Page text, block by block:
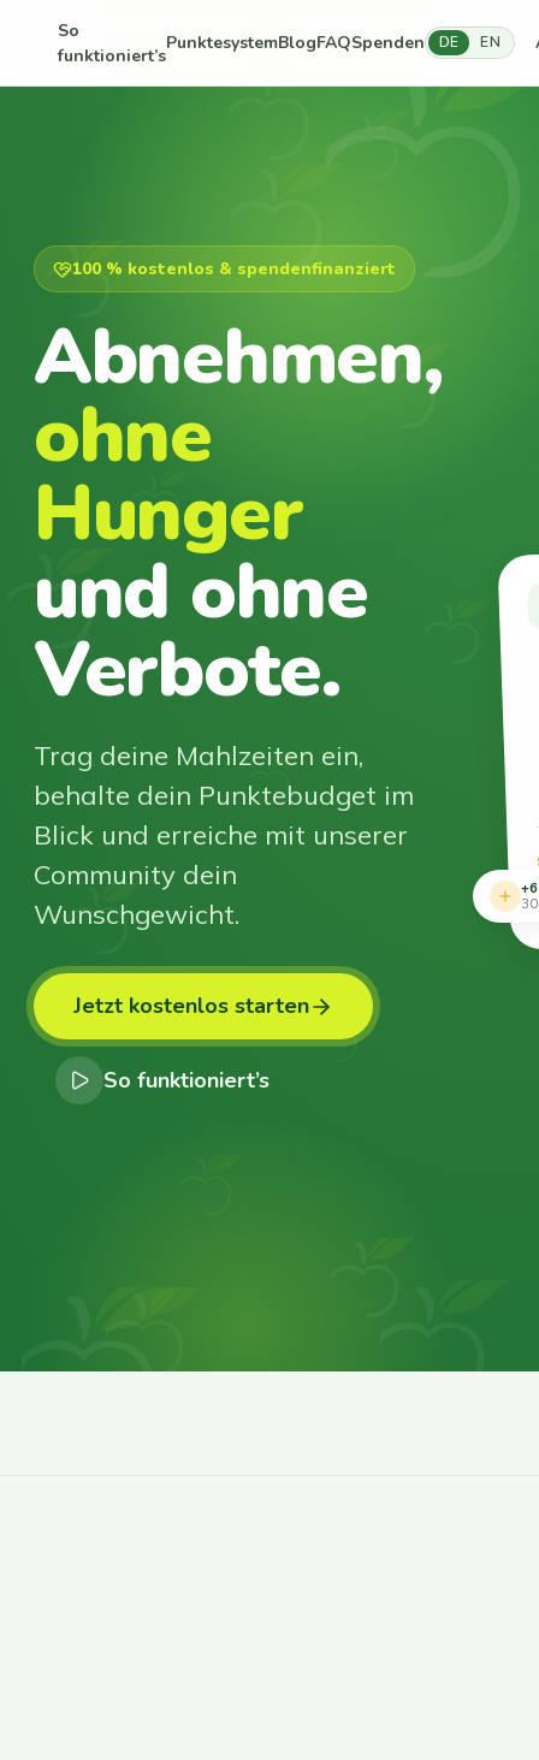
So
funktioniert’s
PunktesystemBlogFAQSpenden DE EN
100 % kostenlos & spendenfinanziert
Abnehmen,
ohne
Hunger
und ohne
Verbote.
Trag deine Mahlzeiten ein,
behalte dein Punktebudget im
Blick und erreiche mit unserer
Community dein
Wunschgewicht.
Jetzt kostenlos starten
So funktioniert’s